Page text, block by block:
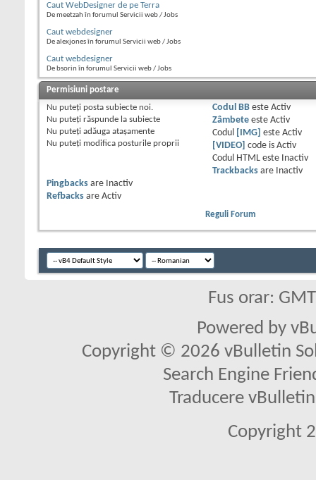
Caut WebDesigner de pe Terra
De meetzah în forumul Servicii web / Jobs
Caut webdesigner
De alexjones în forumul Servicii web / Jobs
Caut webdesigner
De bsorin în forumul Servicii web / Jobs
Permisiuni postare
Nu puteţi posta subiecte noi.
Nu puteţi răspunde la subiecte
Nu puteţi adăuga ataşamente
Nu puteţi modifica posturile proprii
Codul BBeste Activ
Zâmbeteeste Activ
Codul
[IMG] este Activ
[VIDEO]
code is Activ
Codul HTML este
Inactiv
Trackbacksare
Inactiv
Pingbacks are
Inactiv
Refbacks are Activ
Reguli Forum
Fus orar:
Powered by
Copyright © 2026 vBulletin
Search Engine
Traducere
Copyright